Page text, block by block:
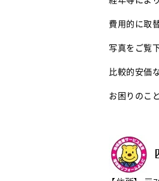
費用的に取
写真をご覧
比較的安価
お困りのこ